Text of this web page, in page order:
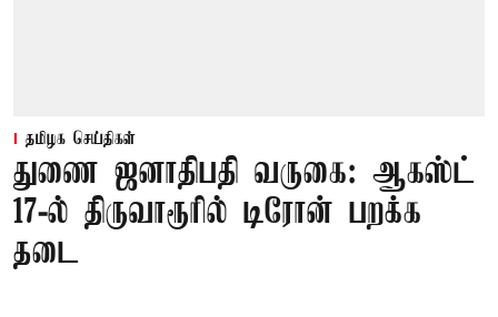
தமிழக செய்திகள்
துணை ஜனாதிபதி வருகை: ஆகஸ்ட்
17-ல் திருவாரூரில் டிரோன் பறக்க
தடை